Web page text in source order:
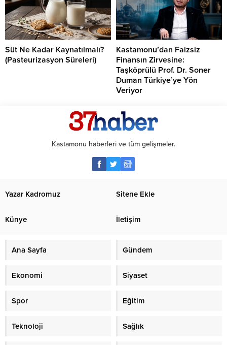
Süt Ne Kadar Kaynatılmalı?
(Pasteurizasyon Süreleri)
Kastamonu’dan Faizsiz
Finansın Zirvesine:
Taşköprülü Prof. Dr. Soner
Duman Türkiye’ye Yön
Veriyor
Kastamonu haberleri ve tüm gelişmeler.
Yazar Kadromuz Sitene Ekle
Künye İletişim
Ana Sayfa Gündem
Ekonomi Siyaset
Spor Eğitim
Teknoloji Sağlık